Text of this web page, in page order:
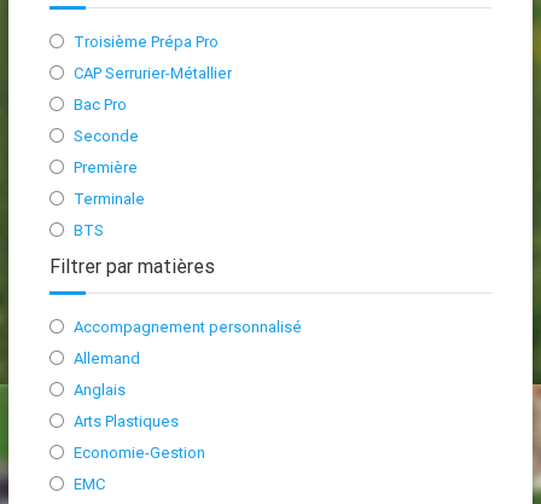
Troisième Prépa Pro
CAP Serrurier-Métallier
Bac Pro
Seconde
Première
Terminale
BTS
Filtrer par matières
Accompagnement personnalisé
Allemand
Anglais
Arts Plastiques
Economie-Gestion
EMC